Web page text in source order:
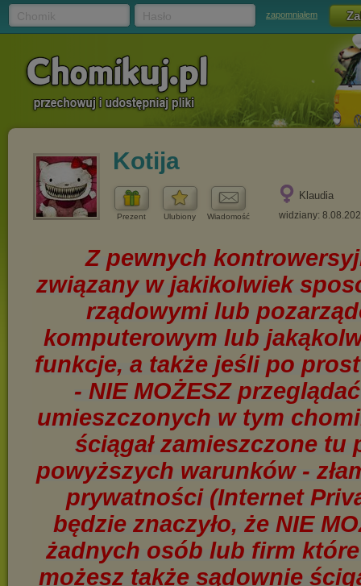
zapomniałem
Kotija
Prezent Ulubiony Wiadomość
Klaudia
widziany: